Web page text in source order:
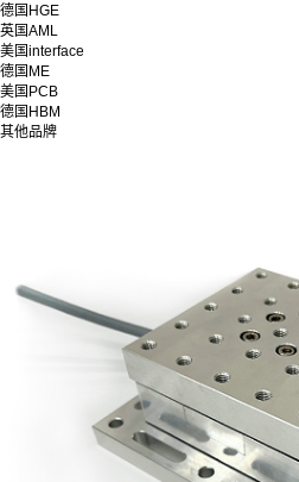
德国HGE
英国AML
美国interface
德国ME
美国PCB
德国HBM
其他品牌